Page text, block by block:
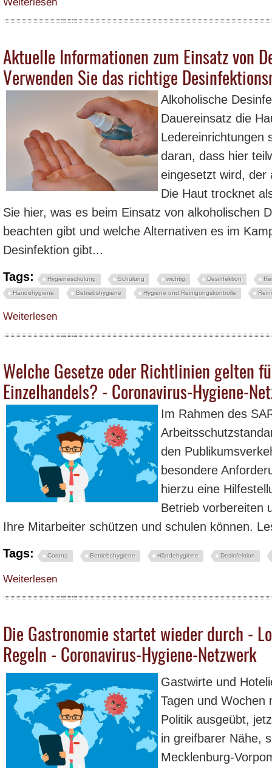
Aktuelle Informationen zum Einsatz von
Verwenden Sie das richtige
Alkoholische
Dauereinsatz die
Ledereinrichtungen
daran, dass hier
eingesetzt wird, der
Die Haut trocknet
Sie hier, was es beim Einsatz von alkoholischen
beachten gibt und welche Alternativen es im
Desinfektion gibt...
Tags:
Hygieneschulung Schulung wichtig Desinfektion
Händehygiene Betriebshygiene Hygiene und Reinigungskontrolle
Weiterlesen
Welche Gesetze oder Richtlinien gelten
Einzelhandels? - Coronavirus-Hygiene-
Im Rahmen des
den
besondere
hierzu eine
Betrieb vorbereiten
Ihre Mitarbeiter schützen und schulen können.
Tags:
Corona Betriebshygiene Händehygiene Desinfektion
Weiterlesen
Die Gastronomie startet wieder durch -
Regeln - Coronavirus-Hygiene-Netzwerk
Gastwirte und
Tagen und Wochen
Politik ausgeübt,
in greifbarer Nähe,
Mecklenburg-